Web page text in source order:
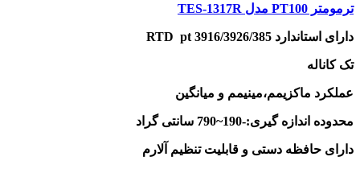
ترمومتر PT100 مدل TES-1317R
دارای استاندارد RTD pt 3916/3926/385
تک کاناله
عملکرد ماکزیمم،مینیمم و میانگین
محدوده اندازه گیری:-190~790 سانتی گراد
دارای حافظه دستی و قابلیت تنظیم آلارم